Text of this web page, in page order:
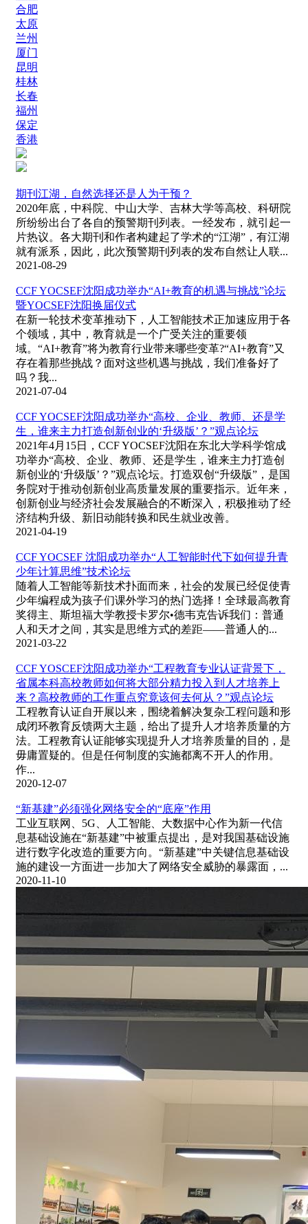
合肥
太原
兰州
厦门
昆明
桂林
长春
福州
保定
香港
期刊江湖，自然选择还是人为干预？
2020年底，中科院、中山大学、吉林大学等高校、科研院
所纷纷出台了各自的预警期刊列表。一经发布，就引起一
片热议。各大期刊和作者构建起了学术的“江湖”，有江湖
就有派系，因此，此次预警期刊列表的发布自然让人联...
2021-08-29
CCF YOCSEF沈阳成功举办“AI+教育的机遇与挑战”论坛
暨YOCSEF沈阳换届仪式
在新一轮技术变革推动下，人工智能技术正加速应用于各
个领域，其中，教育就是一个广受关注的重要领
域。“AI+教育”将为教育行业带来哪些变革?“AI+教育”又
存在着那些挑战？面对这些机遇与挑战，我们准备好了
吗？我...
2021-07-04
CCF YOCSEF沈阳成功举办“高校、企业、教师、还是学
生，谁来主力打造创新创业的‘升级版’？”观点论坛
2021年4月15日，CCF YOCSEF沈阳在东北大学科学馆成
功举办“高校、企业、教师、还是学生，谁来主力打造创
新创业的‘升级版’？”观点论坛。打造双创“升级版”，是国
务院对于推动创新创业高质量发展的重要指示。近年来，
创新创业与经济社会发展融合的不断深入，积极推动了经
济结构升级、新旧动能转换和民生就业改善。
2021-04-19
CCF YOCSEF 沈阳成功举办“人工智能时代下如何提升青
少年计算思维”技术论坛
随着人工智能等新技术扑面而来，社会的发展已经促使青
少年编程成为孩子们课外学习的热门选择！全球最高教育
奖得主、斯坦福大学教授卡罗尔•德韦克告诉我们：普通
人和天才之间，其实是思维方式的差距——普通人的...
2021-03-22
CCF YOSCEF沈阳成功举办“工程教育专业认证背景下，
省属本科高校教师如何将大部分精力投入到人才培养上
来？高校教师的工作重点究竟该何去何从？”观点论坛
工程教育认证自开展以来，围绕着解决复杂工程问题和形
成闭环教育反馈两大主题，给出了提升人才培养质量的方
法。工程教育认证能够实现提升人才培养质量的目的，是
毋庸置疑的。但是任何制度的实施都离不开人的作用。
作...
2020-12-07
“新基建”必须强化网络安全的“底座”作用
工业互联网、5G、人工智能、大数据中心作为新一代信
息基础设施在“新基建”中被重点提出，是对我国基础设施
进行数字化改造的重要方向。“新基建”中关键信息基础设
施的建设一方面进一步加大了网络安全威胁的暴露面，...
2020-11-10